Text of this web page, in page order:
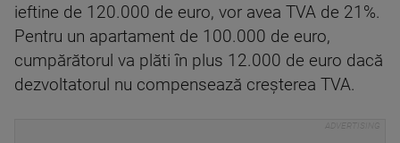
ieftine de 120.000 de euro, vor avea TVA de 21%.
Pentru un apartament de 100.000 de euro,
cumpărătorul va plăti în plus 12.000 de euro dacă
dezvoltatorul nu compensează creșterea TVA.